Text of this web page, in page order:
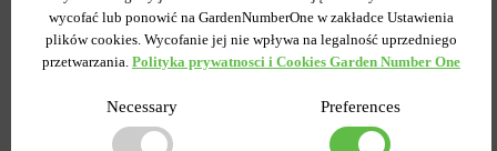
Popularne w serwisie
wycofać lub ponowić na GardenNumberOne w zakładce Ustawienia
plików cookies. Wycofanie jej nie wpływa na legalność uprzedniego
przetwarzania. Polityka prywatnosci i Cookies Garden Number One
Necessary Preferences